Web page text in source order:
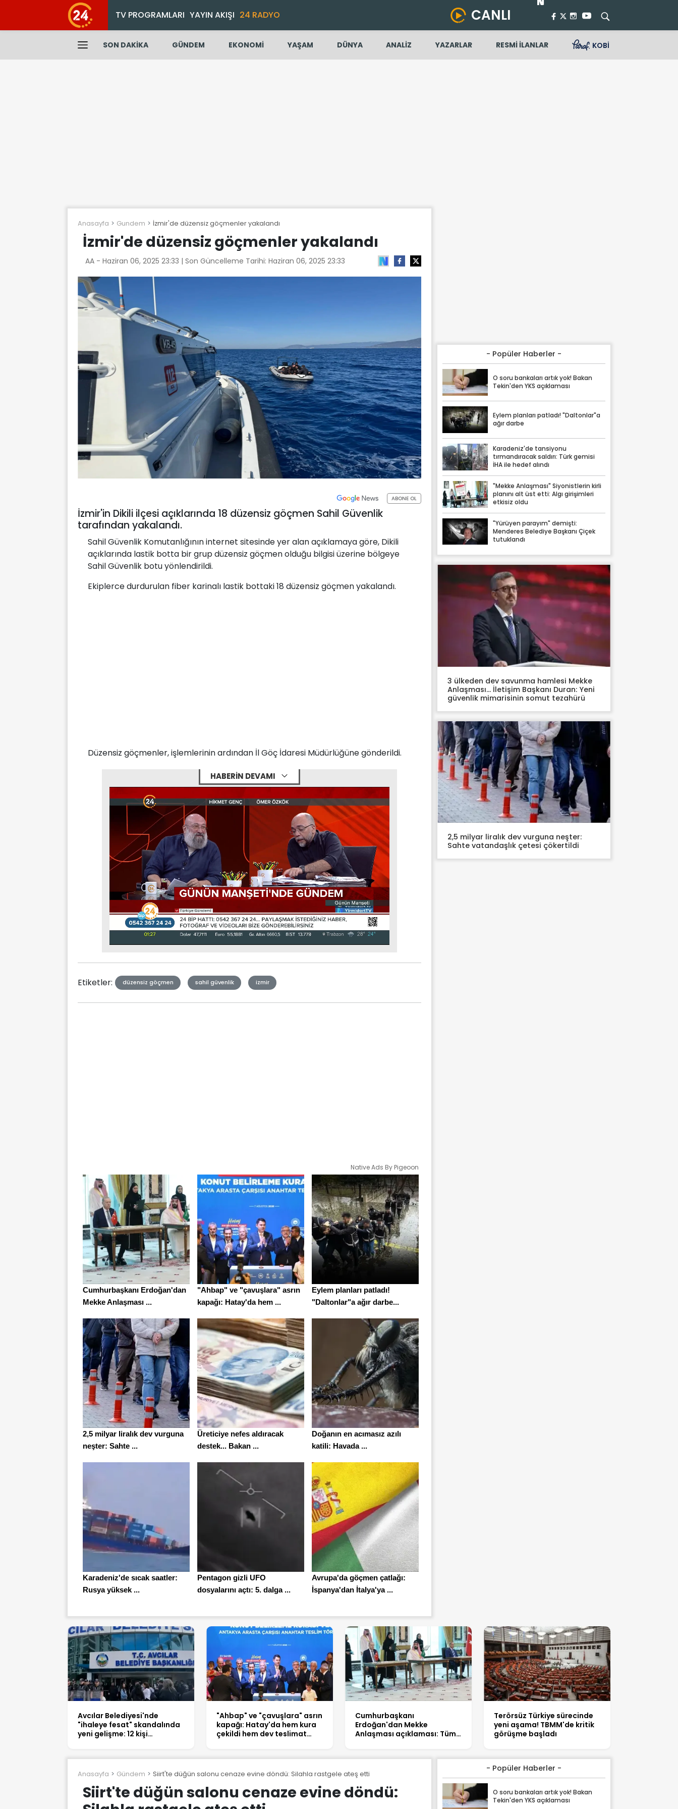
TV PROGRAMLARI YAYIN AKIŞI 24 RADYO CANLI
SON DAKİKA GÜNDEM EKONOMİ YAŞAM DÜNYA ANALİZ YAZARLAR RESMİ İLANLAR KOBİ
Anasayfa Gundem İzmir'de düzensiz göçmenler yakalandı
İzmir'de düzensiz göçmenler yakalandı
AA - Haziran 06, 2025 23:33 | Son Güncelleme Tarihi: Haziran 06, 2025 23:33
ABONE OL
İzmir'in Dikili ilçesi açıklarında 18 düzensiz göçmen Sahil Güvenlik
tarafından yakalandı.
Sahil Güvenlik Komutanlığının internet sitesinde yer alan açıklamaya göre, Dikili
açıklarında lastik botta bir grup düzensiz göçmen olduğu bilgisi üzerine bölgeye
Sahil Güvenlik botu yönlendirildi.
Ekiplerce durdurulan fiber karinalı lastik bottaki 18 düzensiz göçmen yakalandı.
Düzensiz göçmenler, işlemlerinin ardından İl Göç İdaresi Müdürlüğüne gönderildi.
HABERİN DEVAMI
Stream
Etiketler: düzensiz göçmen sahil güvenlik izmir
Native Ads By Pigeoon
Cumhurbaşkanı Erdoğan'dan
Mekke Anlaşması ...
"Ahbap" ve "çavuşlara" asrın
kapağı: Hatay'da hem ...
Eylem planları patladı!
"Daltonlar"a ağır darbe...
2,5 milyar liralık dev vurguna
neşter: Sahte ...
Üreticiye nefes aldıracak
destek... Bakan ...
Doğanın en acımasız azılı
katili: Havada ...
Karadeniz'de sıcak saatler:
Rusya yüksek ...
Pentagon gizli UFO
dosyalarını açtı: 5. dalga ...
Avrupa'da göçmen çatlağı:
İspanya'dan İtalya'ya ...
- Popüler Haberler -
O soru bankaları artık yok! Bakan
Tekin'den YKS açıklaması
Eylem planları patladı! "Daltonlar"a
ağır darbe
Karadeniz'de tansiyonu
tırmandıracak saldırı: Türk gemisi
İHA ile hedef alındı
"Mekke Anlaşması" Siyonistlerin kirli
planını alt üst etti: Algı girişimleri
etkisiz oldu
"Yürüyen parayım" demişti:
Menderes Belediye Başkanı Çiçek
tutuklandı
3 ülkeden dev savunma hamlesi Mekke
Anlaşması… İletişim Başkanı Duran: Yeni
güvenlik mimarisinin somut tezahürü
2,5 milyar liralık dev vurguna neşter:
Sahte vatandaşlık çetesi çökertildi
Avcılar Belediyesi'nde
"ihaleye fesat" skandalında
yeni gelişme: 12 kişi
"Ahbap" ve "çavuşlara" asrın
kapağı: Hatay'da hem kura
çekildi hem dev teslimat
Cumhurbaşkanı
Erdoğan'dan Mekke
Anlaşması açıklaması: Tüm
Terörsüz Türkiye sürecinde
yeni aşama! TBMM'de kritik
görüşme başladı
Anasayfa Gündem Siirt'te düğün salonu cenaze evine döndü: Silahla rastgele ateş etti
Siirt'te düğün salonu cenaze evine döndü:
- Popüler Haberler -
O soru bankaları artık yok! Bakan
Tekin'den YKS açıklaması